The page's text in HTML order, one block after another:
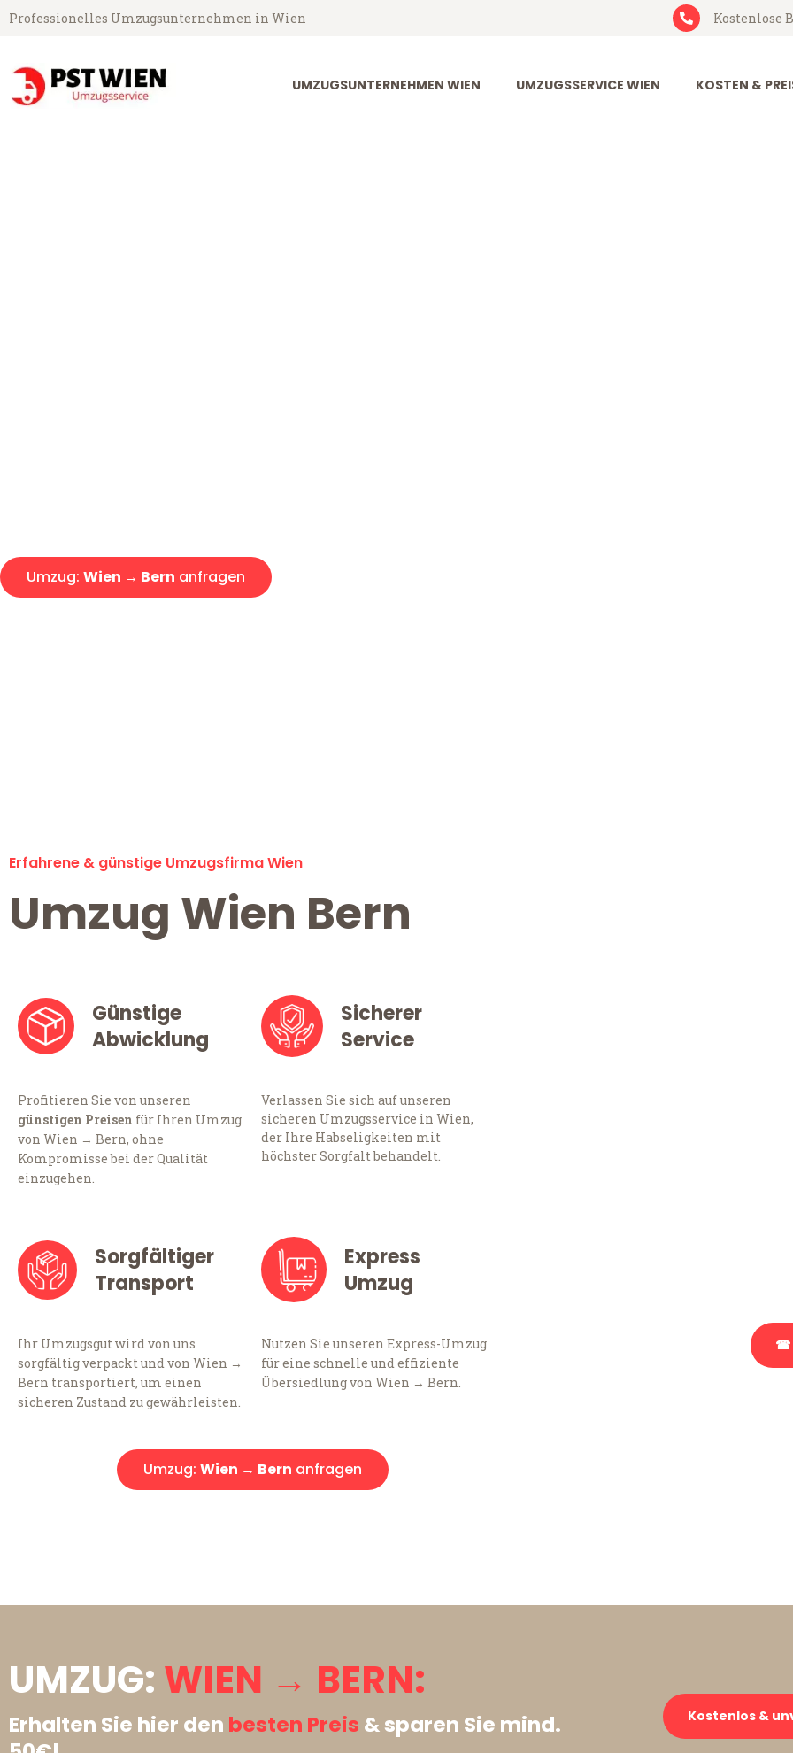
Professionelles Umzugsunternehmen in Wien Kostenlose
UMZUGSUNTERNEHMEN WIEN UMZUGSSERVICE WIEN KOSTEN &
Umzug: Wien → Bern anfragen
Erfahrene & günstige Umzugsfirma Wien
Umzug Wien Bern
Günstige
Abwicklung
Profitieren Sie von unseren
günstigen Preisen für Ihren Umzug
von Wien → Bern, ohne
Kompromisse bei der Qualität
einzugehen.
Sicherer
Service
Verlassen Sie sich auf unseren
sicheren Umzugsservice in Wien,
der Ihre Habseligkeiten mit
höchster Sorgfalt behandelt.
Sorgfältiger
Transport
Ihr Umzugsgut wird von uns
sorgfältig verpackt und von Wien →
Bern transportiert, um einen
sicheren Zustand zu gewährleisten.
Express
Umzug
Nutzen Sie unseren Express-Umzug
für eine schnelle und effiziente
Übersiedlung von Wien → Bern.
Umzug: Wien → Bern anfragen
☎
UMZUG: WIEN → BERN:
Erhalten Sie hier den besten Preis & sparen Sie mind.
Kostenlos &